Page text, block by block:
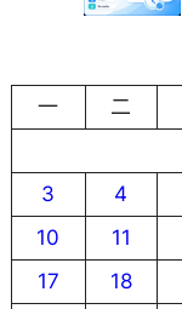
一
二
3
4
10
11
17
18